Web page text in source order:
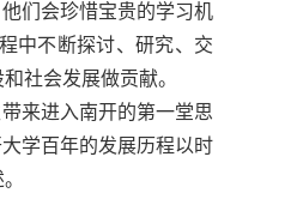
们会珍惜宝贵的学习机
中不断探讨、研究、交
社会发展做贡献。
来进入南开的第一堂思
学百年的发展历程以时